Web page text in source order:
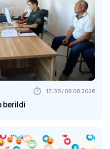
berildi
17:35 / 06.08.2026